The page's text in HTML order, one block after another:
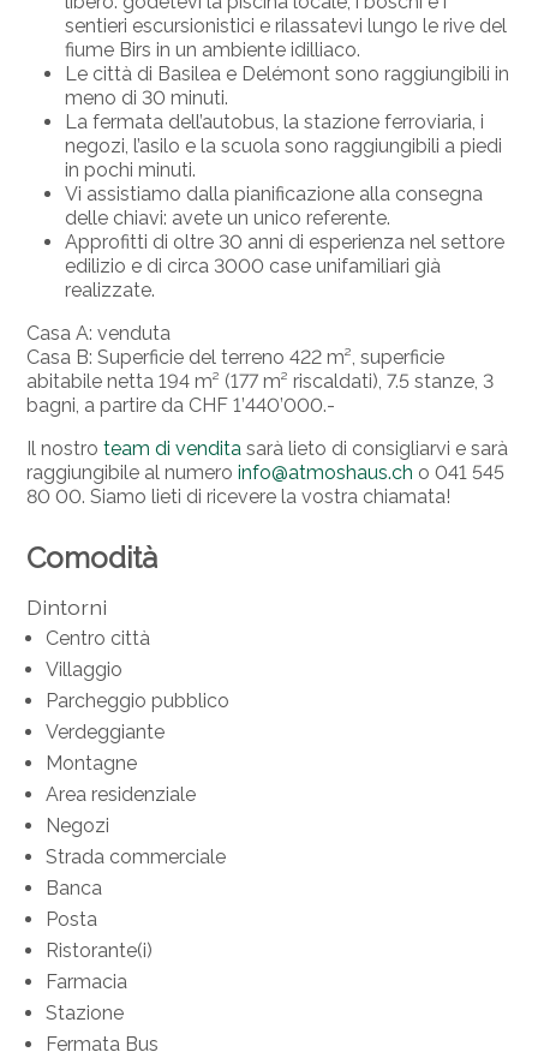
sentieri escursionistici e rilassatevi lungo le rive del
fiume Birs in un ambiente idilliaco.
Le città di Basilea e Delémont sono raggiungibili in
meno di 30 minuti.
La fermata dell’autobus, la stazione ferroviaria, i
negozi, l’asilo e la scuola sono raggiungibili a piedi
in pochi minuti.
Vi assistiamo dalla pianificazione alla consegna
delle chiavi: avete un unico referente.
Approfitti di oltre 30 anni di esperienza nel settore
edilizio e di circa 3000 case unifamiliari già
realizzate.
Casa A: venduta
Casa B: Superficie del terreno 422 m², superficie
abitabile netta 194 m² (177 m² riscaldati), 7.5 stanze, 3
bagni, a partire da CHF 1’440’000.-
Il nostroteam di vendita sarà lieto di consigliarvi e sarà
raggiungibile al numeroinfo@atmoshaus.ch o 041 545
80 00. Siamo lieti di ricevere la vostra chiamata!
Comodità
Dintorni
Centro città
Villaggio
Parcheggio pubblico
Verdeggiante
Montagne
Area residenziale
Negozi
Strada commerciale
Banca
Posta
Ristorante(i)
Farmacia
Stazione
Fermata Bus